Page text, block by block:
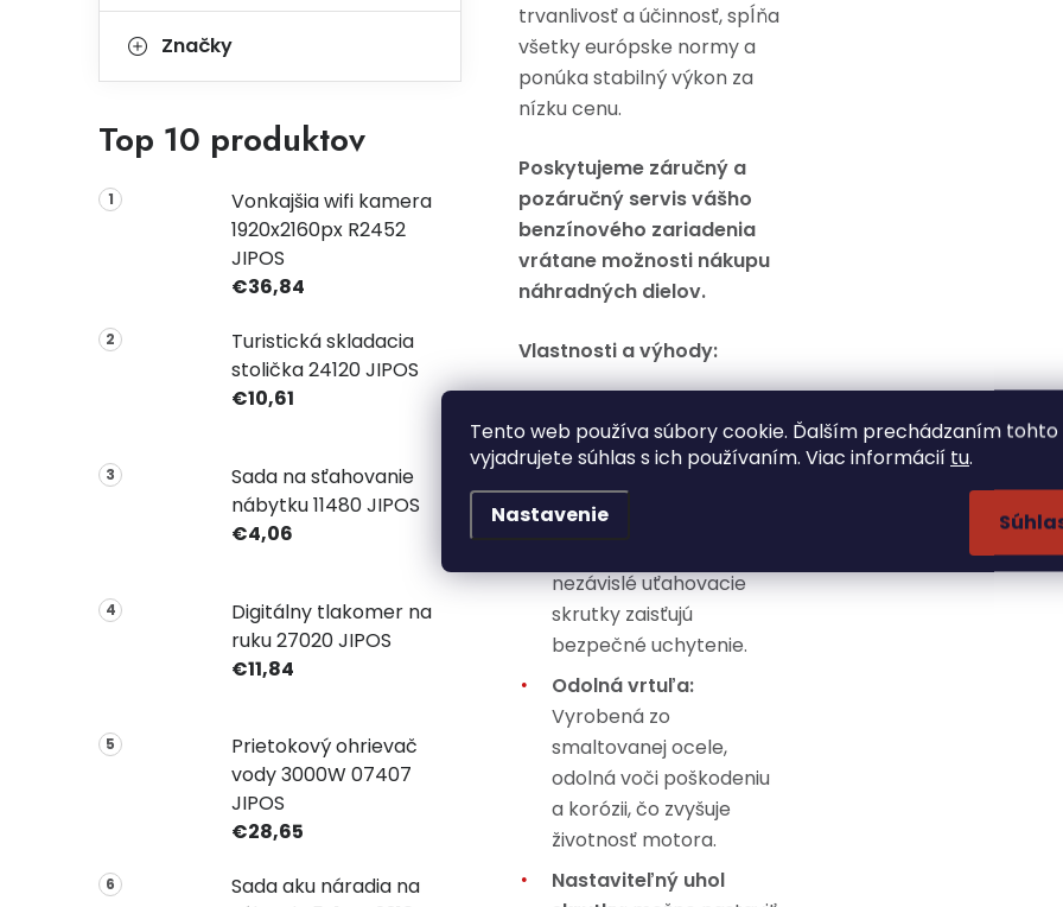
Tento web používa súbory cookie. Ďalším prechádzaním tohto
vyjadrujete súhlas s ich používaním. Viac informácií tu.
Nastavenie
Značky
Top 10 produktov
Vonkajšia wifi kamera
1920x2160px R2452
JIPOS
€36,84
Turistická skladacia
stolička 24120 JIPOS
€10,61
Sada na sťahovanie
nábytku 11480 JIPOS
€4,06
Digitálny tlakomer na
ruku 27020 JIPOS
€11,84
Prietokový ohrievač
vody 3000W 07407
JIPOS
€28,65
Sada aku náradia na
trvanlivosť a účinnosť, spĺňa
všetky európske normy a
ponúka stabilný výkon za
nízku cenu.
Poskytujeme záručný a
pozáručný servis vášho
benzínového zariadenia
vrátane možnosti nákupu
náhradných dielov.
Vlastnosti a výhody:
Ľahký a kompaktný
dizajn:ľahko sa prenáša
malé lode a pontóny.
nezávislé uťahovacie
skrutky zaisťujú
bezpečné uchytenie.
Odolná vrtuľa:
Vyrobená zo
smaltovanej ocele,
odolná voči poškodeniu
a korózii, čo zvyšuje
životnosť motora.
Nastaviteľný uhol